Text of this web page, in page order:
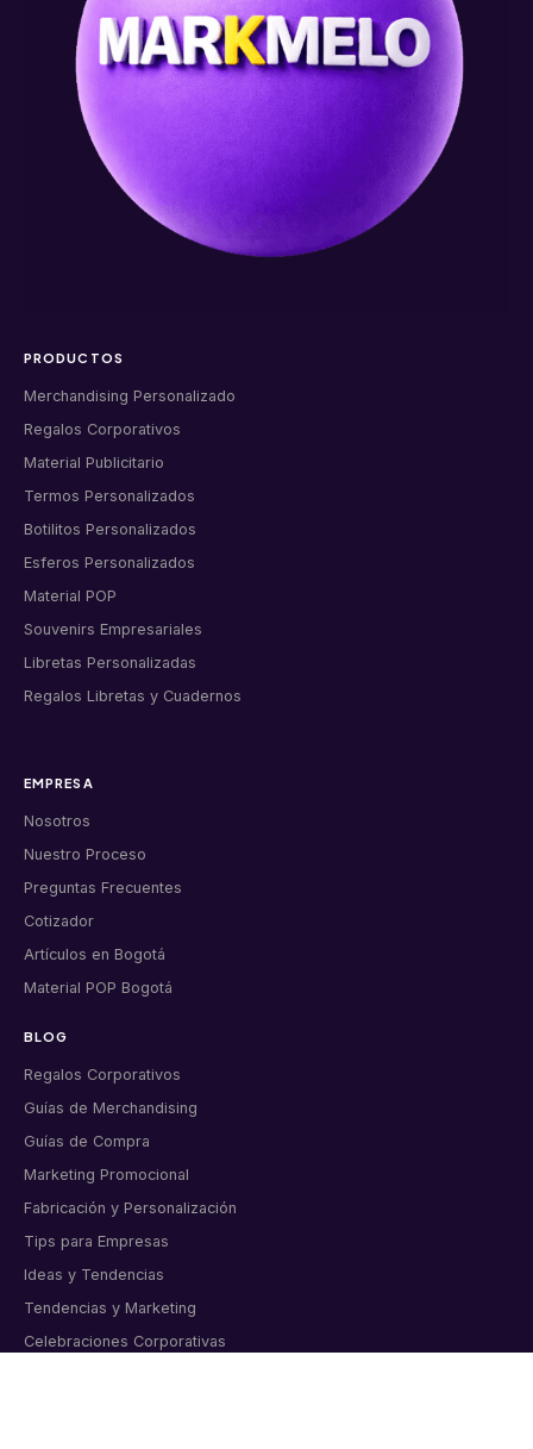
PRODUCTOS
Merchandising Personalizado
Regalos Corporativos
Material Publicitario
Termos Personalizados
Botilitos Personalizados
Esferos Personalizados
Material POP
Souvenirs Empresariales
Libretas Personalizadas
Regalos Libretas y Cuadernos
EMPRESA
Nosotros
Nuestro Proceso
Preguntas Frecuentes
Cotizador
Artículos en Bogotá
Material POP Bogotá
BLOG
Regalos Corporativos
Guías de Merchandising
Guías de Compra
Marketing Promocional
Fabricación y Personalización
Tips para Empresas
Ideas y Tendencias
Tendencias y Marketing
Celebraciones Corporativas